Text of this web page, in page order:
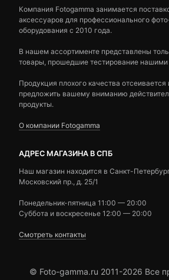
Компания Fotogamma занимается
аксессуаров для профессионального
оборудования с 2010 года.
В нашем ассортименте представлены
товары, прошедшие тестирование
Продукция плохого качества
предложить вашему вниманию
продукты.
О компании Fotogamma
АДРЕС МАГАЗИНА В СПБ
Наш магазин находится в Санкт-
Московский пр., д. 25/1
Понедельник-пятница 11:00 — 20:00
Суббота и воскресенье 12:00 — 20:00
Смотреть контакты
© Foto-gamma.ru 2011-2026 Все